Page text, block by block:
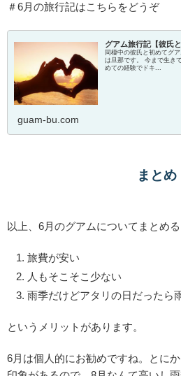
＃6月の旅行記はこちらをどうぞ
グアム旅行記【彼氏
同棲中の彼氏と初めてグ
は旦那です。 今まで生き
めての経験でドキ...
guam-bu.com
まとめ
以上、6月のグアムについてまとめる
旅費が安い
人もそこそこ少ない
雨季だけどアタリの日だったら
というメリットがあります。
6月は個人的にお勧めですね。とに